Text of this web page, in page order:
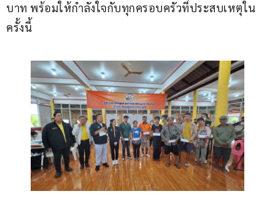
บาท พร้อมให้กำลังใจกับทุกครอบครัวที่ประสบเหตุใน
ครั้งนี้